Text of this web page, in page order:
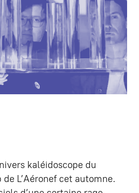
kaléidoscope du
de L’Aéronef cet automne.